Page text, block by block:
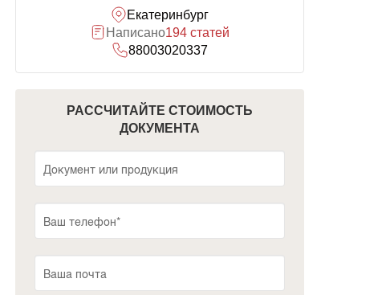
Екатеринбург
Написано194 статей
88003020337
РАССЧИТАЙТЕ СТОИМОСТЬ
ДОКУМЕНТА